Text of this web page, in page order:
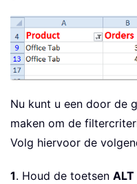
Nu kunt u een door de
maken om de
Volg hiervoor de
1. Houd de toetsen ALT